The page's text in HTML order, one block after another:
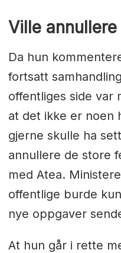
Ville
Da hun
fortsatt
offentliges side var
at det ikke er noen
gjerne skulle ha
annullere de store
med Atea.
offentlige burde
nye oppgaver
At hun går i rette